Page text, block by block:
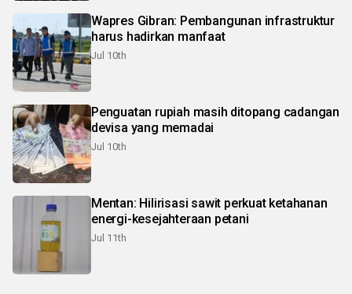
Wapres Gibran: Pembangunan infrastruktur
harus hadirkan manfaat
Jul 10th
Penguatan rupiah masih ditopang cadangan
devisa yang memadai
Jul 10th
Mentan: Hilirisasi sawit perkuat ketahanan
energi-kesejahteraan petani
Jul 11th